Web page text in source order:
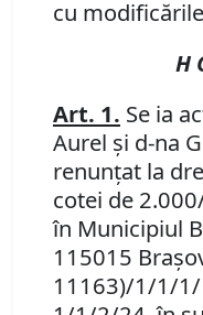
cu
H
Art. 1. Se ia
Aurel şi d-na
renunţat la
cotei de
în Municipiul
115015
11163)/1/1/